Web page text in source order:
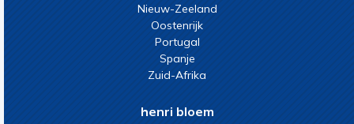
Nieuw-Zeeland
Oostenrijk
Portugal
Spanje
Zuid-Afrika
henri bloem